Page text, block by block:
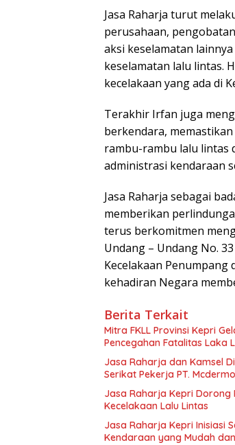
Jasa Raharja turut
perusahaan,
aksi keselamatan
keselamatan lalu lintas.
kecelakaan yang ada di
Terakhir Irfan juga
berkendara,
rambu-rambu lalu lintas
administrasi kendaraan
Jasa Raharja sebagai
memberikan
terus berkomitmen
Undang – Undang No.
Kecelakaan
kehadiran Negara
Berita Terkait
Mitra FKLL Provinsi Kepri
Pencegahan Fatalitas Laka
Jasa Raharja dan Kamsel
Serikat Pekerja PT.
Jasa Raharja Kepri Dorong
Kecelakaan Lalu Lintas
Jasa Raharja Kepri Inisiasi
Kendaraan yang Mudah